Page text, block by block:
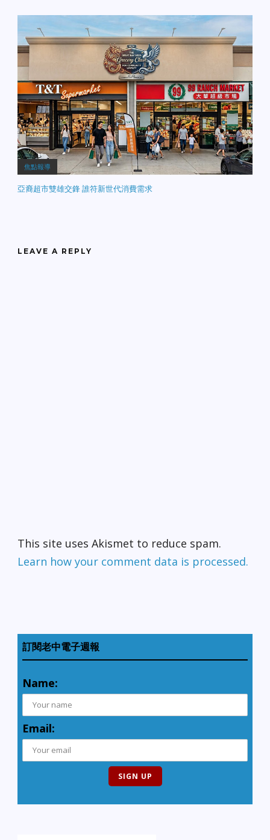
焦點報導
亞裔超市雙雄交鋒 誰符新世代消費需求
LEAVE A REPLY
This site uses Akismet to reduce spam.
Learn how your comment data is processed.
訂閱老中電子週報
Name:
Email: